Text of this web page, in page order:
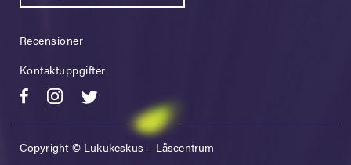
Recensioner
Kontaktuppgifter
Copyright © Lukukeskus – Läscentrum